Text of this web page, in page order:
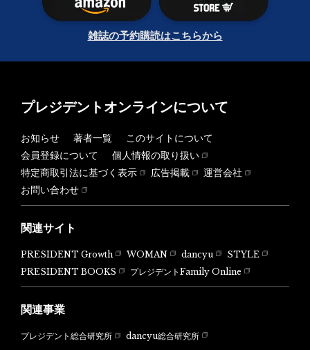
雑誌の予約購読はこちらから
プレジデントオンラインについて
お知らせ 著者一覧
このサイトについて
会員登録について
個人情報の取り扱い
特定商取引法に基づく表示
広告掲載
運営会社
お問い合わせ
関連サイト
PRESIDENT Growth WOMAN dancyu
STYLE
PRESIDENT BOOKS
プレジデントFamily Online
関連事業
プレジデント総合研究所 dancyu総合研究所